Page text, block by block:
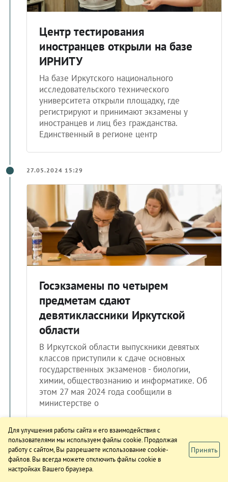
Центр тестирования
иностранцев открыли на базе
ИРНИТУ
На базе Иркутского национального
исследовательского технического
университета открыли площадку, где
регистрируют и принимают экзамены у
иностранцев и лиц без гражданства.
Единственный в регионе центр
27.05.2024 15:29
Госэкзамены по четырем
предметам сдают
девятиклассники Иркутской
области
В Иркутской области выпускники девятых
классов приступили к сдаче основных
государственных экзаменов - биологии,
химии, обществознанию и информатике. Об
этом 27 мая 2024 года сообщили в
министерстве о
23.05.2024 18:27
Для улучшения работы сайта и его взаимодействия с
пользователями мы используем файлы cookie. Продолжая
работу с сайтом, Вы разрешаете использование cookie-
файлов. Вы всегда можете отключить файлы cookie в
настройках Вашего браузера.
Принять